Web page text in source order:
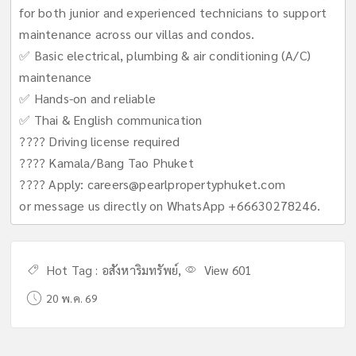
for both junior and experienced technicians to support
maintenance across our villas and condos.
✅ Basic electrical, plumbing & air conditioning (A/C)
maintenance
✅ Hands-on and reliable
✅ Thai & English communication
???? Driving license required
???? Kamala/Bang Tao Phuket
???? Apply: careers@pearlpropertyphuket.com
or message us directly on WhatsApp +66630278246.
Hot Tag : อสังหาริมทรัพย์, View 601
20 พ.ค. 69